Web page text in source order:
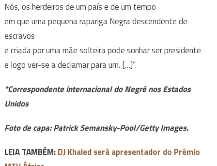
Nós, os herdeiros de um país e de um tempo
em que uma pequena rapariga Negra descendente de
escravos
e criada por uma mãe solteira pode sonhar ser presidente
e logo ver-se a declamar para um. […]”
*Correspondente internacional do Negrê nos Estados
Unidos
Foto de capa: Patrick Semansky-Pool/Getty Images.
LEIA TAMBÉM:DJ Khaled será apresentador do Prêmio